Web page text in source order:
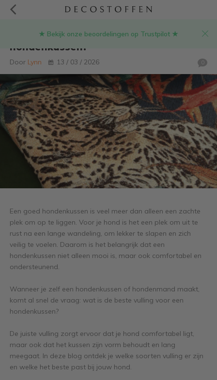
★ Bekijk onze beoordelingen op Trustpilot ★
Wat is de beste vulling voor een
hondenkussen?
Door Lynn 13 / 03 / 2026 0
Een goed hondenkussen is veel meer dan alleen een zachte
plek om op te liggen. Voor je hond is het een plek om uit te
rust na een lange wandeling, om lekker te slapen en zich
veilig te voelen. Daarom is het belangrijk dat een
hondenkussen niet alleen mooi is, maar ook comfortabel en
ondersteunend.
Wanneer je zelf een hondenkussen of hondenmand maakt,
komt al snel de vraag: wat is de beste vulling voor een
hondenkussen?
De juiste vulling zorgt ervoor dat je hond comfortabel ligt,
maar ook dat het kussen zijn vorm behoudt en lang
meegaat. In deze blog ontdek je welke soorten vulling er zijn
en welke het beste past bij jouw hond.